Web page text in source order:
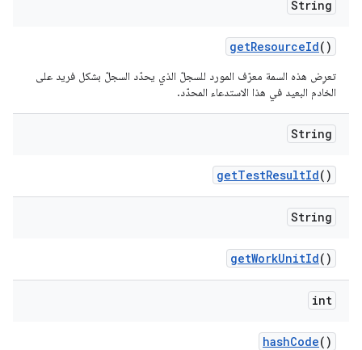
String
getResourceId()
تعرِض هذه السمة معرّف المورد للسجلّ الذي يحدّد السجلّ بشكل فريد على
الخادم البعيد في هذا الاستدعاء المحدّد.
String
getTestResultId()
String
getWorkUnitId()
int
hashCode()